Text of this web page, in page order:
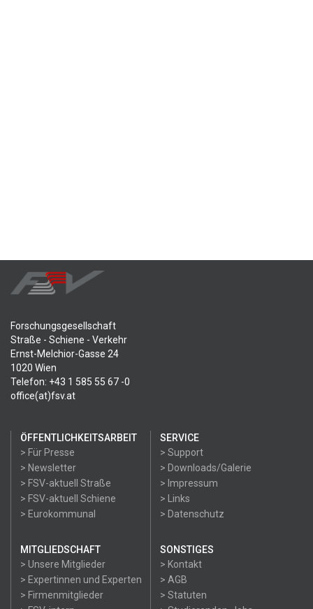
Forschungsgesellschaft
Straße - Schiene - Verkehr
Ernst-Melchior-Gasse 24
1020 Wien
Telefon: +43 1 585 55 67 -0
office(at)fsv.at
ÖFFENTLICHKEITSARBEIT
> Für Presse
> Newsletter
> FSV-aktuell Straße
> FSV-aktuell Schiene
> Eurokommunal
SERVICE
> Support
> Downloads/Galerie
> Impressum
> Links
> Datenschutz
MITGLIEDSCHAFT
> Unsere Mitglieder
> Expertinnen und Experten
> Firmenmitglieder
SONSTIGES
> Kontakt
> AGB
> Statuten